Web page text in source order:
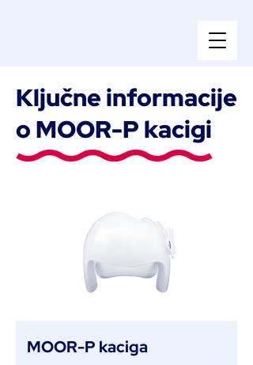
Ključne informacije
o MOOR-P kacigi
MOOR-P kaciga